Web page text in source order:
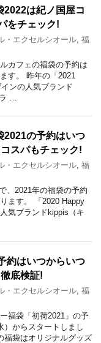
2022は紀ノ国屋コ
をチェック!
・エクセルシオール 福
カフェの福袋の予約は
す。 昨年の「2021
ンの人気ブランド
…
2021の予約はいつ
スパもチェック!
・エクセルシオール 福
、2021年の福袋の予約
ます。 「2020 Happy
気ブランドkippis（キ
約はいつからいつ
底検証!
・エクセルシオール 福
福袋「初荷2021」の予
）からスタートしまし
福袋はオリジナルグッズ